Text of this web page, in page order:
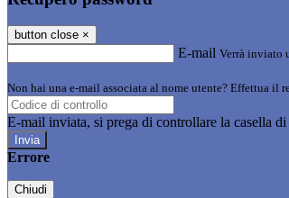
button close ×
E-mail Verrà inviato
Non hai una e-mail associata al nome utente? Effettua il
E-mail inviata, si prega di controllare la casella
Errore
Chiudi